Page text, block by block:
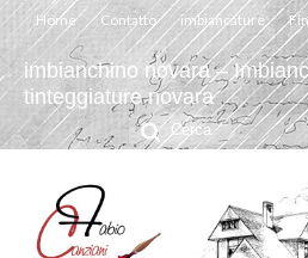
Home Contatto imbiancature
imbianchino novara –
tinteggiature novara
Cerca: